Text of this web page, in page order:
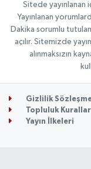
Sitede yayınlanan
Yayınlanan
Dakika sorumlu
açılır. Sitemizde
alınmaksızın
Gizlilik
Topluluk
Yayın İlkeleri